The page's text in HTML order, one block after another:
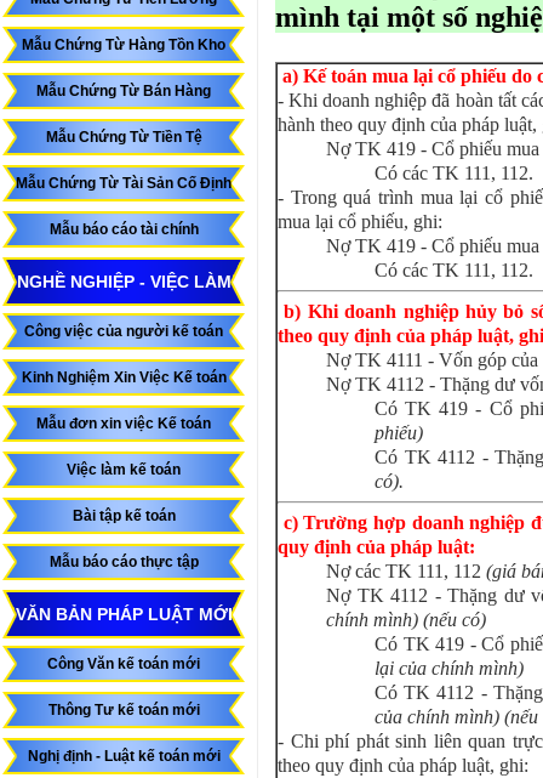
Mẫu Chứng Từ Hàng Tồn Kho
Mẫu Chứng Từ Bán Hàng
Mẫu Chứng Từ Tiền Tệ
Mẫu Chứng Từ Tài Sản Cố Định
Mẫu báo cáo tài chính
NGHỀ NGHIỆP - VIỆC LÀM
Công việc của người kế toán
Kinh Nghiệm Xin Việc Kế toán
Mẫu đơn xin việc Kế toán
Việc làm kế toán
Bài tập kế toán
Mẫu báo cáo thực tập
VĂN BẢN PHÁP LUẬT MỚI
Công Văn kế toán mới
Thông Tư kế toán mới
Nghị định - Luật kế toán mới
mình tại một số
a) Kế toán mua lại cổ phiếu
- Khi doanh nghiệp đã hoàn tất
hành theo quy định của pháp luật,
Nợ TK 419 - Cổ phiếu
Có các TK 111, 112.
- Trong quá trình mua lại cổ
mua lại cổ phiếu, ghi:
Nợ TK 419 - Cổ phiếu
Có các TK 111, 112.
b) Khi doanh nghiệp hủy bỏ
theo quy định của pháp luật,
Nợ TK 4111 - Vốn góp của
Nợ TK 4112 - Thặng dư
Có TK 419 - Cổ
phiếu)
Có TK 4112 -
có).
c) Trường hợp doanh nghiệp
quy định của pháp luật:
Nợ các TK 111, 112 (giá
Nợ TK 4112 - Thặng dư
chính mình) (nếu có)
Có TK 419 - Cổ
lại của chính mình)
Có TK 4112 -
của chính mình) (nếu
- Chi phí phát sinh liên quan
theo quy định của pháp luật, ghi: